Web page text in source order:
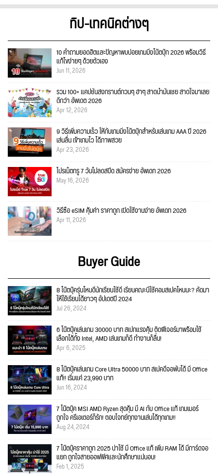
ทิป-เทคนิคต่างๆ
10 คำถามยอดฮิตและปัญหาพบบ่อยเกมมิ่งโน้ตบุ๊ก 2026 พร้อมวิธี
แก้ไขง่ายๆ ด้วยตัวเอง
Jun 11, 2026
รวม 100+ แคปชั่นสงกรานต์กวนๆ ฮาๆ สาดน้ำมันเชย สาดใจมาเลย
ดีกว่า อัพเดต 2026
Apr 12, 2026
9 วิธีเพิ่มความเร็ว ให้กับเกมมิ่งโน้ตบุ๊กสำหรับเล่นเกม AAA ปี 2026
เล่นลื่น เข้าเกมไว ได้ภาพสวย
Apr 23, 2026
โปรเน็ตทรู 7 วันไม่ลดสปีด สมัครง่าย อัพเดท 2026
May 16, 2026
วิธีซื้อ eSIM คุ้มค่า ราคาถูก เปิดใช้งานง่าย อัพเดท 2026
Apr 11, 2026
Buyer Guide
8 โน๊ตบุ๊ครุ่นไหนดีนักเรียนใช้ดี เรียนคณะนี้ใช้คอมสเปคไหนนะ? คัดมา
ให้ใช้เรียนได้ยาวๆ อัปเดตปี 2024
Jul 26, 2024
6 โน๊ตบุ๊คเล่นเกม 30000 บาท สเปกแรงคุ้ม ติดฟีเจอร์มาพร้อมใช้
เลือกได้ทั้ง Intel, AMD เล่นเกมก็ดี ทำงานก็ลื่น!
Apr 6, 2025
8 โน๊ตบุ๊คเล่นเกม Core Ultra 50000 บาท สเปคดีจอพับได้ มี Office
แท้!! เริ่มแค่ 23,990 บาท
Jun 16, 2024
7 โน๊ตบุ๊ค MSI AMD Ryzen สุดคุ้ม มี AI กับ Office แท้ เกมเมอร์
ถูกใจ ครีเอเตอร์ก็รัก! ตอบโจทย์ทุกงานเล่นได้ทุกเกม!!
Aug 24, 2024
7 โน๊ตบุ๊คราคาถูก 2025 น่าใช้ มี Office แท้ เพิ่ม RAM ได้ มีการ์ดจอ
แยก ถูกใจสายออฟฟิศและนักศึกษาแน่นอน!
Feb 1, 2025